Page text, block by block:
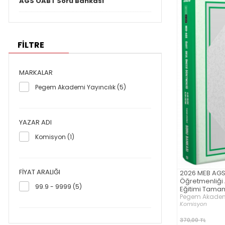
FİLTRE
MARKALAR
Pegem Akademi Yayıncılık (5)
YAZAR ADI
Komisyon (1)
FIYAT ARALIĞI
99.9 - 9999 (5)
2026 MEB
Öğretmenliği
Eğitimi
Bankası
Pegem
Komisyon
370,00 TL